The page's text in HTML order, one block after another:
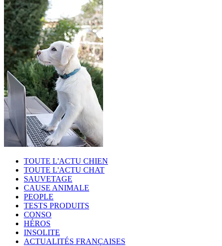
TOUTE L'ACTU CHIEN
TOUTE L'ACTU CHAT
SAUVETAGE
CAUSE ANIMALE
PEOPLE
TESTS PRODUITS
CONSO
HÉROS
INSOLITE
ACTUALITÉS FRANÇAISES